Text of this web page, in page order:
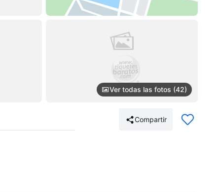
Ver todas las fotos (42)
Compartir